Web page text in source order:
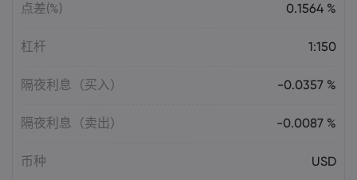
Emma Rose
Overheating, U.S. Trade Policy Risk
点差(%) 0.1564 %
杠杆 1:150
隔夜利息（买入） -0.0357 %
隔夜利息（卖出） -0.0087 %
币种 USD